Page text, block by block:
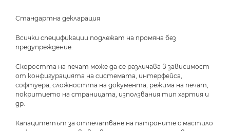
Стандартна декларация
Всички спецификации подлежат на промяна без
предупреждение.
Скоростта на печат може да се различава в зависимост
от конфигурацията на системата, интерфейса,
софтуера, сложността на документа, режима на печат,
покритието на страницата, използвания тип хартия и
др.
Капацитетът за отпечатване на патроните с мастило